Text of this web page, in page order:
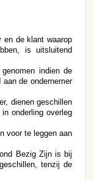
en de klant waarop
is uitsluitend
indien de
de ondernemer
dienen geschillen
onderling overleg
voor te leggen aan
Bezig Zijn is bij
tenzij de